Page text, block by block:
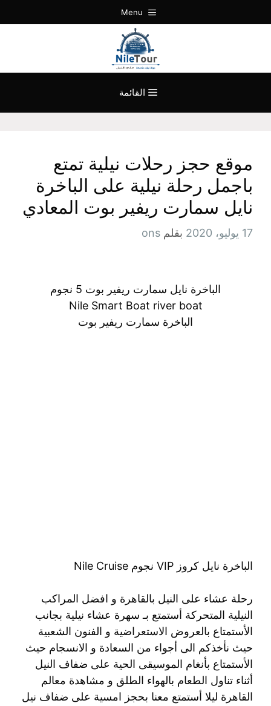
إلى
Menu
القائمة
موقع حجز رحلات نيلية تمتع
باجمل رحلة نيلية على الباخرة
نايل سمارت ريفير بوت المعادي
17 يوليو، 2020 بقلم ons
الباخرة نايل سمارت ريفير بوت 5 نجوم
Nile Smart Boat river boat
الباخرة سمارت ريفير بوت
الباخرة نايل كروز VIP نجوم Nile Cruise
رحلة عشاء على النيل بالقاهرة و افضل المراكب
النيلية المتحركة أستمتع بـ سهرة عشاء نيلية بجانب
الأستمتاع بالعروض الاستعراضية و الفنون الشعبية
حيث نأخذكم الى أجواء من السعادة و الانسجام حيث
الأستمتاع بأنغام الموسيقى الحية على ضفاف النيل
أثناء تناول الطعام بالهواء الطلق و مشاهدة معالم
القاهرة ليلا أستمتع معنا بحجز امسية على ضفاف نيل